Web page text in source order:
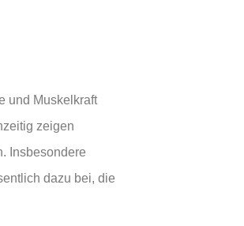
und Muskelkraft
zeigen
Insbesondere
dazu bei, die